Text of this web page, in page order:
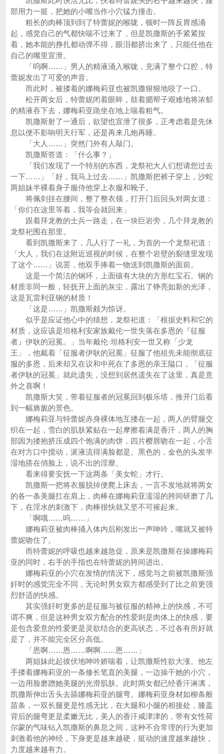
部用力一挺，把她的小嘴当作小穴猛力撞击。
粗长的肉棒顶到到了特蕾妮的喉咙，顿时一阵反胃感涌
起，感觉自己的气都快喘不过来了，但是凯撒斯的手紧紧按
着，她本能的挣扎都动弹不得，眼泪都挤出来了，只能任他在
自己的嘴里宣泄。
「呜啊……」男人的精液涌入喉咙，充满了整个口腔，特
蕾妮发出了可爱的声音。
而此时，被搂着的娜梅莉亚也被凯撒狠狠地咬了一口。
松开两女后，特蕾妮闭着眼眸，鼓着腮帮子艰难地将浓郁
的精液吞下去，娜梅莉亚跪坐在地上喘着粗气。
凯撒斯射了一通后，欲望也宣泄了很多，正考虑着是先休
息以便不影响明天行军，还是再来几炮再睡。
「大人……」突然门外有人敲门。
凯撒斯答道：「什么事？」
「我们发现了一个特别的东西，龙祭祀大人们想请您过去
一下……」「好，我马上过去……」凯撒斯把裤子穿上，沙蛇
两姐妹半裸着身子服侍他穿上衣服和靴子。
将佩剑挂在腰间，整了整衣领，打开门后回头对两女道：
「你们在这里等着，我等会就回来」
跟着拜龙教的士兵一路走，在一块巨岩旁，几个拜龙教的
龙祭祀围在那里。
看到凯撒斯来了，几人行了一礼，为首的一个龙祭祀道：
「大人，我们在这附近巡视的时候，在整个岩壁的裂缝里发现
了这个……」说罢，他双手捧着一物送到凯撒斯的面前。
这是一个简洁的钢环，上面镶有大块的方形红宝石。钢的
材质非同一般，轻抚开上面的灰尘，露出了铮亮如新的光泽，
这是瓦雷利亚钢的材质！
「这是……」凯撒斯颇为惊讶。
似乎是应证他心中的猜想，龙祭祀道：「根据史料和它的
材质，这应该是坦格利安家族戴伦一世失落在多恩的『征服
者』伊耿的冠冕。」当年戴伦·坦格利安一世又称「少龙
王」，他戴着「征服者伊耿的冠冕」征服了他祖先未能彻底征
服的多恩，后来却又在议和中死在了多恩的亲王隘口，「征服
者伊耿的冠冕」就此遗失，没想到居然遗失在了这里，真是意
外之喜啊！
凯撒斯大笑，带着征服者的冠冕回到极乐塔，推开门后看
到一幅旖旎的景色。
娜梅莉亚与特蕾妮赤身裸体地互搂在一起，两人的臂腿交
织在一起，雪白的肌肤紧贴在一起摩擦着满是香汗，两人的胸
部因为搂抱挤压成四个饱满的肉饼，四片樱唇吻在一起，小舌
在对方口中搅动，涎液流得满脸都是。黑色的，金色的头发半
湿地搭在俏脸上，说不出的淫靡。
看来得要安抚一下这两条「美女蛇」才行。
凯撒斯一把将衣服脱掉便爬上床去，一言不发地就将两女
的各一条美腿扛在肩上，肉棒在娜梅莉亚濡湿的胯间研磨了几
下，在淫水的刺激下，肉棒很快就又坚不可摧起来。
「啊哦……呜……」
娜梅莉亚被肉棒捅入体内后刚发出一声呻吟，嘴就又被特
蕾妮吻住了。
而特蕾妮的呼吸也越来越急促，原来是凯撒斯在操娜梅莉
亚的同时，右手的手指也在特蕾妮的胯间进出。
娜梅莉亚的小穴在发情的情况下，感觉与之前被凯撒斯强
奸时的感觉完全不同，无论时男女双方都感受到了比之前更强
烈舒适的快感。
其实强奸时更多的是征服与被征服的精神上的快感，不可
谓不爽，但是这种男女双方配合的性爱则是肉体上的快感，要
是包含爱意的性爱更是灵欲结合的更高状态，不过各有所好就
是了，并不能完全区分高低。
「恩啊……恩……啊啊……恩……」
两姐妹此起彼伏地呻吟娇喘着，让凯撒斯性欲大涨。他左
手搂着娜梅莉亚的一条修长笔直的美腿，一边操干她的小穴，
一边用脸磨蹭她美腿的光滑肌肤。此时两女都已经香汗淋漓，
凯撒斯伸出舌头去舔娜梅莉亚的腿弯。娜梅莉亚身材如柳条般
苗条，一双长腿更是性感无比，在大腿和小腿的相接处，膝盖
背后的腿弯更是柔嫩无比，美人的香汗咸津津的，带有女性荷
尔蒙的气味钻入凯撒斯的鼻息之间，这种不合常理的行为更加
刺激着他的神经，下身更是越来越硬，挺动的速度越来越快，
力度越来越有力。